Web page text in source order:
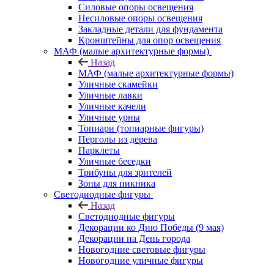
Силовые опоры освещения
Несиловые опоры освещения
Закладные детали для фундамента
Кронштейны для опор освещения
МАФ (малые архитектурные формы)
Назад
МАФ (малые архитектурные формы)
Уличные скамейки
Уличные лавки
Уличные качели
Уличные урны
Топиари (топиарные фигуры)
Перголы из дерева
Парклеты
Уличные беседки
Трибуны для зрителей
Зоны для пикника
Светодиодные фигуры
Назад
Светодиодные фигуры
Декорации ко Дню Победы (9 мая)
Декорации на День города
Новогодние световые фигуры
Новогодние уличные фигуры